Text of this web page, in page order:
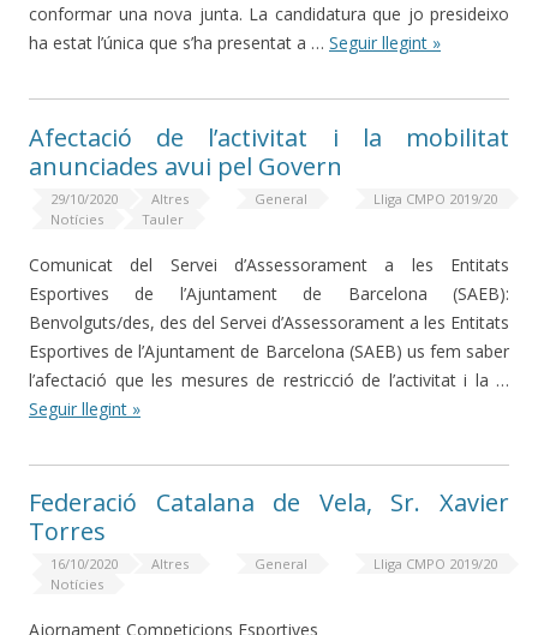
conformar una nova junta. La candidatura que jo presideixo
ha estat l’única que s’ha presentat a … Seguir llegint »
Afectació de l’activitat i la mobilitat
anunciades avui pel Govern
29/10/2020 Altres General
Lliga CMPO 2019/20
Notícies
Tauler
Comunicat del Servei d’Assessorament a les Entitats
Esportives de l’Ajuntament de Barcelona (SAEB):
Benvolguts/des, des del Servei d’Assessorament a les Entitats
Esportives de l’Ajuntament de Barcelona (SAEB) us fem saber
l’afectació que les mesures de restricció de l’activitat i la …
Seguir llegint »
Federació Catalana de Vela, Sr. Xavier
Torres
16/10/2020 Altres General
Lliga CMPO 2019/20
Notícies
Ajornament Competicions Esportives